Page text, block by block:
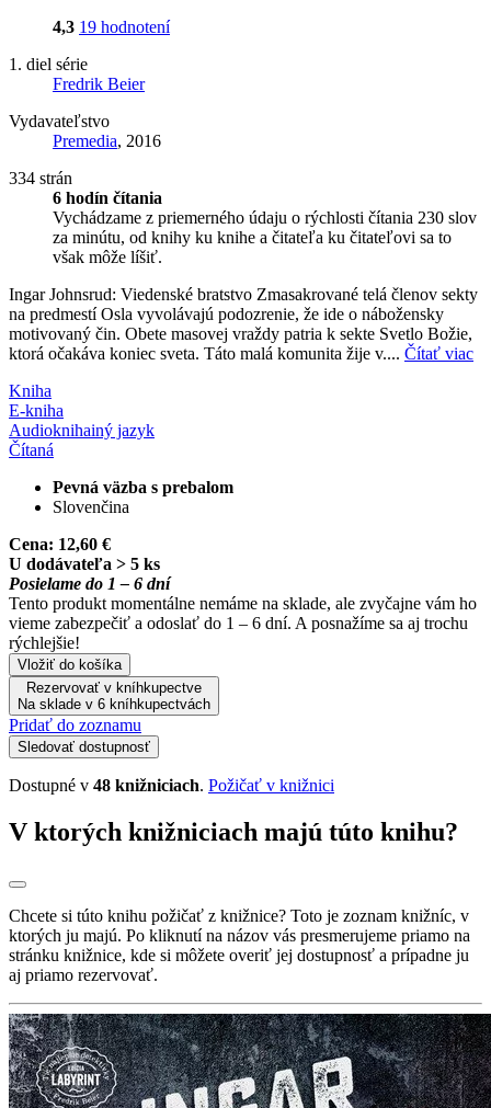
4,3 19 hodnotení
1. diel série
Fredrik Beier
Vydavateľstvo
Premedia, 2016
334 strán
6 hodín čítania
Vychádzame z priemerného údaju o rýchlosti čítania 230 slov
za minútu, od knihy ku knihe a čitateľa ku čitateľovi sa to
však môže líšiť.
Ingar Johnsrud: Viedenské bratstvo Zmasakrované telá členov sekty
na predmestí Osla vyvolávajú podozrenie, že ide o nábožensky
motivovaný čin. Obete masovej vraždy patria k sekte Svetlo Božie,
ktorá očakáva koniec sveta. Táto malá komunita žije v.... Čítať viac
Kniha
E-kniha
Audioknihainý jazyk
Čítaná
Pevná väzba s prebalom
Slovenčina
Cena: 12,60 €
U dodávateľa > 5 ks
Posielame do 1 – 6 dní
Tento produkt momentálne nemáme na sklade, ale zvyčajne vám ho
vieme zabezpečiť a odoslať do 1 – 6 dní. A posnažíme sa aj trochu
rýchlejšie!
Vložiť do košíka
Rezervovať v kníhkupectve
Na sklade v 6 kníhkupectvách
Pridať do zoznamu
Sledovať dostupnosť
Dostupné v 48 knižniciach. Požičať v knižnici
V ktorých knižniciach majú túto knihu?
Chcete si túto knihu požičať z knižnice? Toto je zoznam knižníc, v
ktorých ju majú. Po kliknutí na názov vás presmerujeme priamo na
stránku knižnice, kde si môžete overiť jej dostupnosť a prípadne ju
aj priamo rezervovať.